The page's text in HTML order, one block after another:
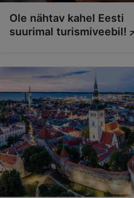
Ole nähtav kahel Eesti
suurimal turismiveebil!